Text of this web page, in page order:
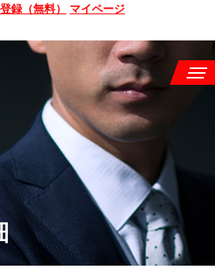
録（無料） マイページ